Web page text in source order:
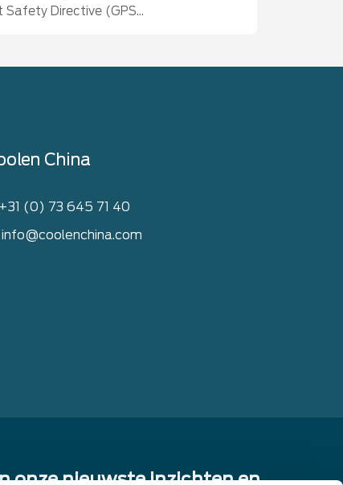
Safety Directive (GPS...
China
(0) 73 645 71 40
info@coolenchina.com
onze nieuwste inzichten en